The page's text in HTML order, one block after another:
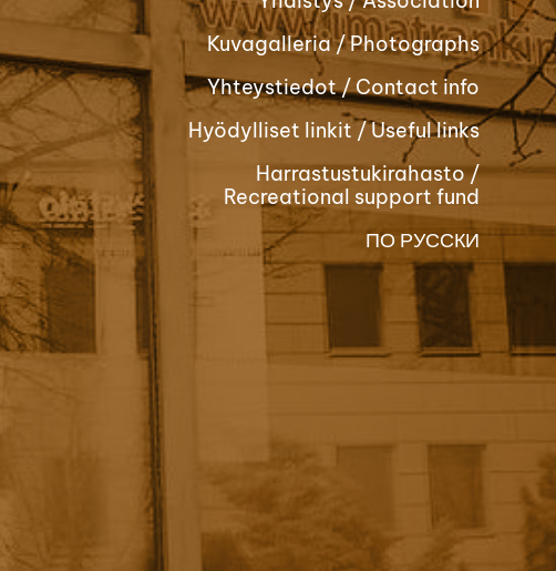
Kuvagalleria / Photographs
Yhteystiedot / Contact info
Hyödylliset linkit / Useful links
Harrastustukirahasto /
Recreational support fund
ПО РУССКИ